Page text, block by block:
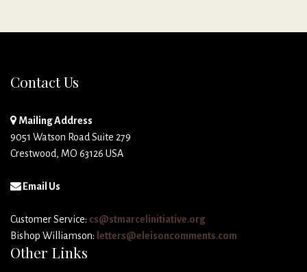
Contact Us
Mailing Address
9051 Watson Road Suite 279
Crestwood, MO 63126 USA
Email Us
Customer Service: cs@stmarcelinitiative.org
Bishop Williamson: letters@eleisoncomments.com
Other Links